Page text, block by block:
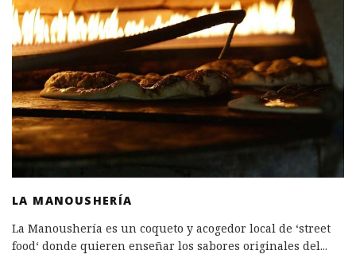
LA MANOUSHERÍA
La Manoushería es un coqueto y acogedor local de ‘street
food‘ donde quieren enseñar los sabores originales del...